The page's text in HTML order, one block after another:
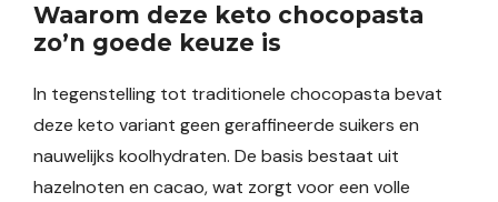
Waarom deze keto chocopasta
zo’n goede keuze is
In tegenstelling tot traditionele chocopasta bevat
deze keto variant geen geraffineerde suikers en
nauwelijks koolhydraten. De basis bestaat uit
hazelnoten en cacao, wat zorgt voor een volle